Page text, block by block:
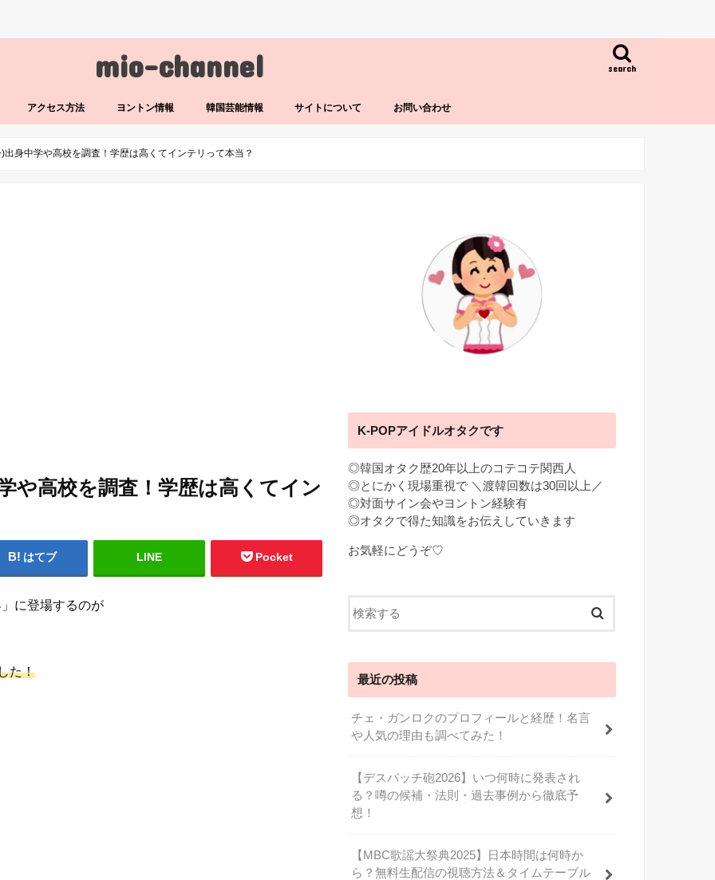
mio-channel search
アクセス方法 ヨントン情報 韓国芸能情報 サイトについて お問い合わせ
出身中学や高校を調査！学歴は高くてインテリって本当？
や高校を調査！学歴は高くてイン
はてブ LINE Pocket
に登場するのが
た！
K-POPアイドルオタクです
◎韓国オタク歴20年以上のコテコテ関西人
◎とにかく現場重視で ＼渡韓回数は30回以上／
◎対面サイン会やヨントン経験有
◎オタクで得た知識をお伝えしていきます
お気軽にどうぞ♡
最近の投稿
チェ・ガンロクのプロフィールと経歴！名言
や人気の理由も調べてみた！
【デスパッチ砲2026】いつ何時に発表され
る？噂の候補・法則・過去事例から徹底予
想！
【MBC歌謡大祭典2025】日本時間は何時か
ら？無料生配信の視聴方法＆タイムテーブル